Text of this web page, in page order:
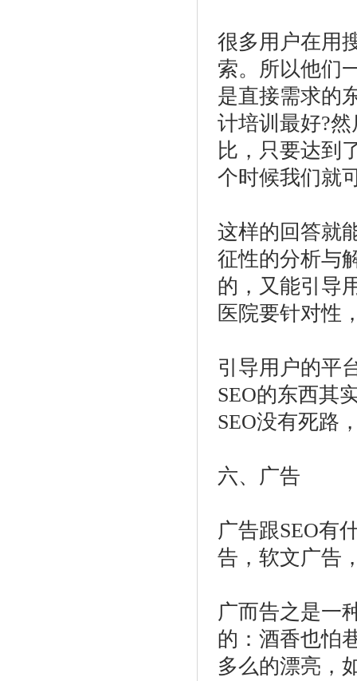
很多用户在用
索。所以他们
是直接需求的
计培训最好?
比，只要达到
个时候我们就
这样的回答就
征性的分析与
的，又能引导
医院要针对性
引导用户的平
SEO的东西其
SEO没有死路
六、广告
广告跟SEO有
告，软文广告
广而告之是一
的：酒香也怕
多么的漂亮，